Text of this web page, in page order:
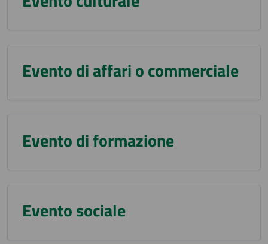
Evento di affari o commerciale
Evento di formazione
Evento sociale